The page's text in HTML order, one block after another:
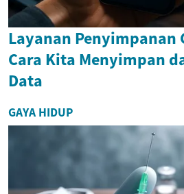
Layanan Penyimpanan
Cara Kita Menyimpan
Data
GAYA HIDUP